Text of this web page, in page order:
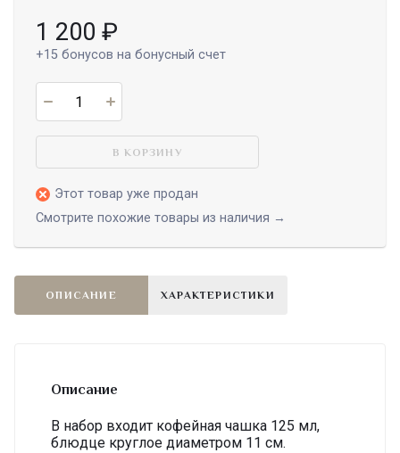
1 200 ₽
+15 бонусов на бонусный счет
В КОРЗИНУ
Этот товар уже продан
Смотрите похожие товары из наличия →
ОПИСАНИЕ ХАРАКТЕРИСТИКИ
Описание
В набор входит кофейная чашка 125 мл,
блюдце круглое диаметром 11 см.